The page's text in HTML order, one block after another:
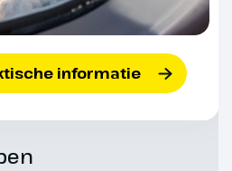
aan een traditionele
en een lokaal
De lunch is vandaag
informatie